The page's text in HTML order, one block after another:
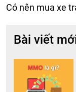
Có nên mua xe
Bài viết